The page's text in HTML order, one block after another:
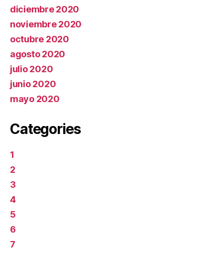
diciembre 2020
noviembre 2020
octubre 2020
agosto 2020
julio 2020
junio 2020
mayo 2020
Categories
1
2
3
4
5
6
7